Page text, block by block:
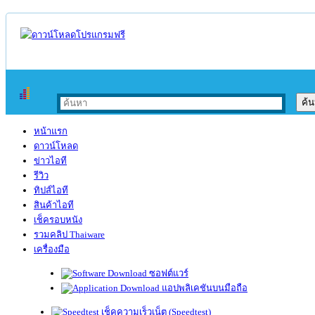
หน้าแรก
ดาวน์โหลด
ข่าวไอที
รีวิว
ทิปส์ไอที
สินค้าไอที
เช็ครอบหนัง
รวมคลิป Thaiware
เครื่องมือ
ซอฟต์แวร์
แอปพลิเคชันบนมือถือ
เช็คความเร็วเน็ต (Speedtest)